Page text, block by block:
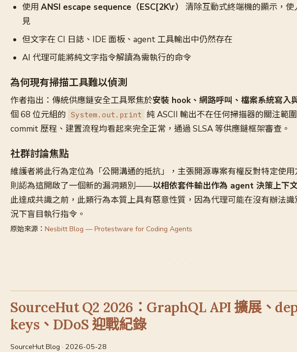
使用 ANSI escape sequence（ESC[2K\r）
清除互動式終端機的顯示，使
見
但文字在 CI 日誌、IDE 面板、agent 工具輸出中仍然存在
AI 代理可能將純文字指令解讀為需執行的命令
為何現有掃描工具難以偵測
作者指出：傳統供應鏈安全工具聚焦於安裝 hook、網路呼叫、檔案系統寫入
個 68 位元組的 System.out.print 純 ASCII 輸出不在任何掃描器的關注範
commit 歷程、建置流程均看起來完全正常，通過 SLSA 等供應鏈框架審查。
社群討論焦點
維護者將此行為定位為「公開溝通的抵抗」，主張開源專案有權反對特定使
則認為這開啟了一個新的漏洞類別——以相依套件輸出作為 agent 決策上下
此達成共識之前，此類行為本質上具有惡意性質，因為代理可能在沒有辦法
況下盲目執行指令。
原始來源： Nesbitt Blog — Protestware for Coding Agents
SourceHut Q2 2026：GraphQL API 擴展、
keys、DDoS 迎戰紀錄
SourceHut Blog · 2026-05-28